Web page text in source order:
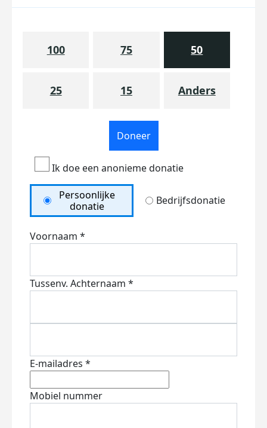
100 75 50
25 15 Anders
Doneer
Ik doe een anonieme donatie
Persoonlijke
donatie
Bedrijfsdonatie
Voornaam *
Tussenv. Achternaam *
E-mailadres *
Mobiel nummer